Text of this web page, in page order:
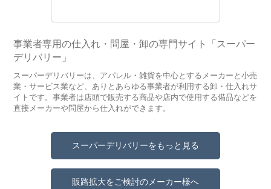
事業者専用の仕入れ・問屋・卸の専門サイト「スーパー
デリバリー」
スーパーデリバリーは、アパレル・雑貨を中心とするメーカーと小売
業・サービス業など、ありとあらゆる事業者が利用する卸・仕入れサ
イトです。事業者は店頭で販売する商品や店内で使用する備品などを
直接メーカーや問屋から仕入れができます。
スーパーデリバリーをもっと見る
販路拡大をご検討のメーカー様へ